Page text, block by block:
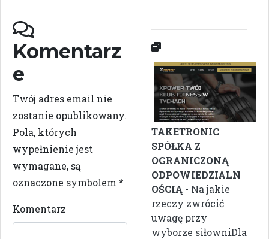
Komentarz
e
Twój adres email nie
zostanie opublikowany.
Pola, których
wypełnienie jest
wymagane, są
oznaczone symbolem *
Komentarz
TAKETRONIC
SPÓŁKA Z
OGRANICZONĄ
ODPOWIEDZIALN
OŚCIĄ - Na jakie
rzeczy zwrócić
uwagę przy
wyborze siłowniDla